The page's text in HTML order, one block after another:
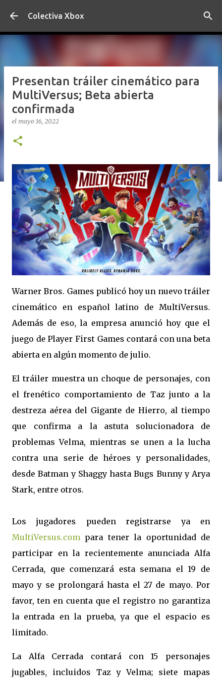
Ir al contenido principal
Colectiva Xbox
Presentan tráiler cinemático para
MultiVersus; Beta abierta
confirmada
el mayo 16, 2022
Warner Bros. Games publicó hoy un nuevo tráiler
cinemático en español latino de MultiVersus.
Además de eso, la empresa anunció hoy que el
juego de Player First Games contará con una beta
abierta en algún momento de julio.
El tráiler muestra un choque de personajes, con
el frenético comportamiento de Taz junto a la
destreza aérea del Gigante de Hierro, al tiempo
que confirma a la astuta solucionadora de
problemas Velma, mientras se unen a la lucha
contra una serie de héroes y personalidades,
desde Batman y Shaggy hasta Bugs Bunny y Arya
Stark, entre otros.
Los jugadores pueden registrarse ya en
MultiVersus.com para tener la oportunidad de
participar en la recientemente anunciada Alfa
Cerrada, que comenzará esta semana el 19 de
mayo y se prolongará hasta el 27 de mayo. Por
favor, ten en cuenta que el registro no garantiza
la entrada en la prueba, ya que el espacio es
limitado.
La Alfa Cerrada contará con 15 personajes
jugables, incluidos Taz y Velma; siete mapas